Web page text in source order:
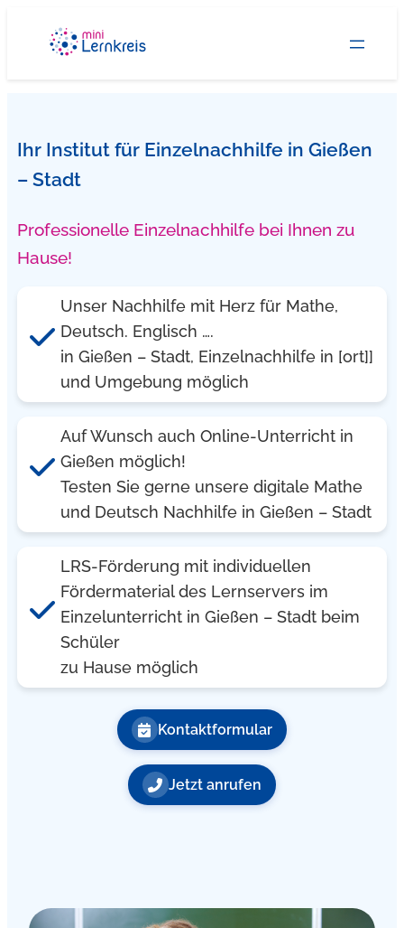
springen
Ihr Institut für Einzelnachhilfe in Gießen
– Stadt
Professionelle Einzelnachhilfe bei Ihnen zu
Hause!
Unser Nachhilfe mit Herz für Mathe,
Deutsch. Englisch ….
in Gießen – Stadt, Einzelnachhilfe in [ort]]
und Umgebung möglich
Auf Wunsch auch Online-Unterricht in
Gießen möglich!
Testen Sie gerne unsere digitale Mathe
und Deutsch Nachhilfe in Gießen – Stadt
LRS-Förderung mit individuellen
Fördermaterial des Lernservers im
Einzelunterricht in Gießen – Stadt beim
Schüler
zu Hause möglich
Kontaktformular
Jetzt anrufen